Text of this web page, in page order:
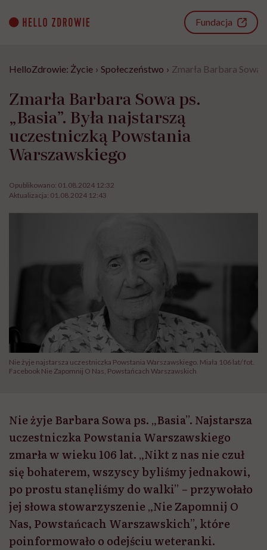
content
Fundacja
HelloZdrowie: Życie › Społeczeństwo › Zmarła Barbara Sowa
Zmarła Barbara Sowa ps.
„Basia”. Była najstarszą
uczestniczką Powstania
Warszawskiego
Opublikowano: 01.08.2024 12:32
Aktualizacja: 01.08.2024 12:43
Nie żyje najstarsza uczestniczka Powstania Warszawskiego. Miała 106 lat/ fot.
Facebook Nie Zapomnij O Nas, Powstańcach Warszawskich
Nie żyje Barbara Sowa ps. „Basia”. Najstarsza
uczestniczka Powstania Warszawskiego
zmarła w wieku 106 lat. „Nikt z nas nie czuł
się bohaterem, wszyscy byliśmy jednakowi,
po prostu stanęliśmy do walki” – przywołało
jej słowa stowarzyszenie „Nie Zapomnij O
Nas, Powstańcach Warszawskich”, które
poinformowało o odejściu weteranki.